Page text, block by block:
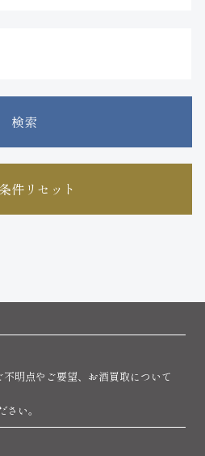
検索
件リセット
明点やご要望、お酒買取について
い。